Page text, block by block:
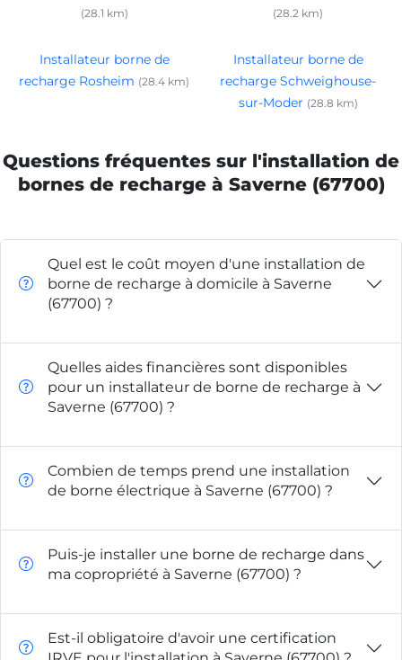
(28.1 km) (28.2 km)
Installateur borne de
recharge Rosheim (28.4 km)
Installateur borne de
recharge Schweighouse-
sur-Moder (28.8 km)
Questions fréquentes sur l'installation de
bornes de recharge à Saverne (67700)
Quel est le coût moyen d'une installation de
borne de recharge à domicile à Saverne
(67700) ?
Quelles aides financières sont disponibles
pour un installateur de borne de recharge à
Saverne (67700) ?
Combien de temps prend une installation
de borne électrique à Saverne (67700) ?
Puis-je installer une borne de recharge dans
ma copropriété à Saverne (67700) ?
Est-il obligatoire d'avoir une certification